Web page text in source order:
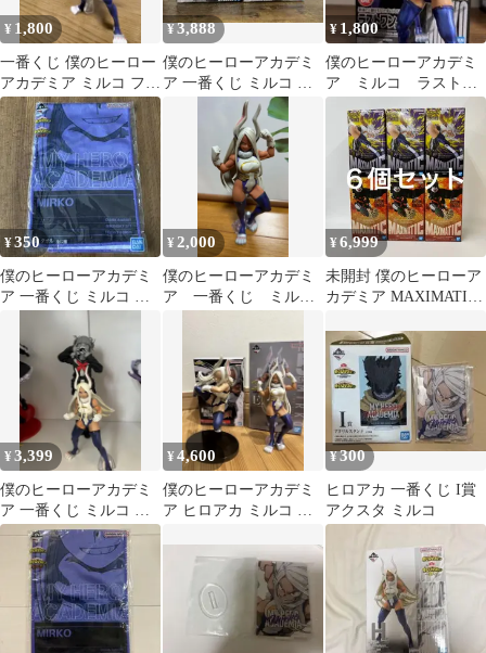
¥ 1,800
一番くじ 僕のヒーロー
アカデミア ミルコ フィ
ギュア
¥3,888
僕のヒーローアカデミ
ア 一番くじ ミルコ フ
ィギュア 2種セット
¥ 1,800
僕のヒーローアカデミ
ア ミルコ ラストワ
ン フィギュア 一番く
¥350
僕のヒーローアカデミ
ア 一番くじ ミルコ タ
¥ 2,000
僕のヒーローアカデミ
ア 一番くじ ミル
¥6,999
未開封 僕のヒーローア
カデミア MAXIMATIC
ギュア 6個セット
LF8176 f101
¥3,399
僕のヒーローアカデミ
ア 一番くじ ミルコ ト
ガヒミコ フィギュア 2
体セット
¥4,600
僕のヒーローアカデミ
ア ヒロアカ ミルコ フ
¥300
ヒロアカ 一番くじ I賞
アクスタ ミルコ